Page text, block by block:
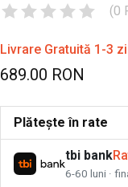
(0
Livrare Gratuită 1-3
689.00 RON
Plătește în rate
tbi bank
6-60 luni ·